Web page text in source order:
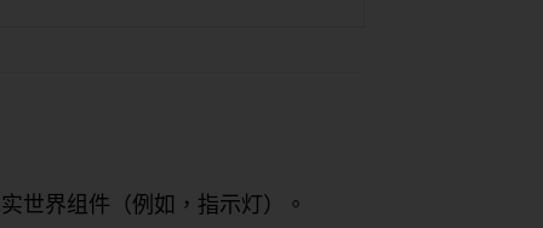
世界组件（例如，指示灯）。